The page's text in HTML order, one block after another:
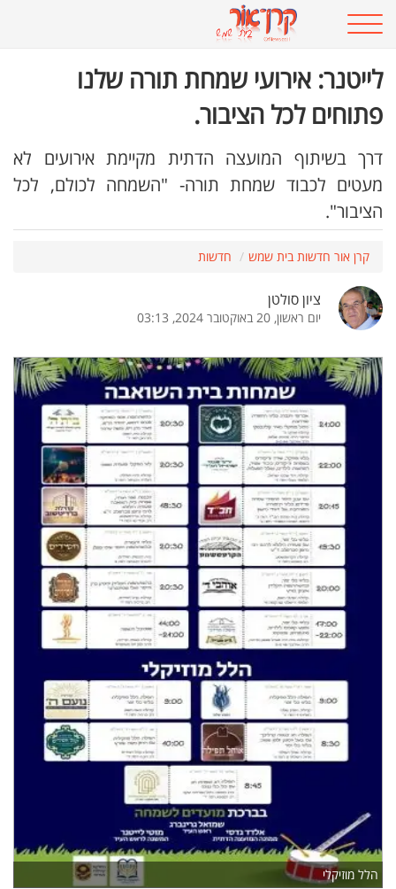
לייטנר: אירועי שמחת תורה שלנו
פתוחים לכל הציבור.
דרך בשיתוף המועצה הדתית מקיימת אירועים לא
מעטים לכבוד שמחת תורה- "השמחה לכולם, לכל
הציבור".
קרן אור חדשות בית שמש חדשות
ציון סולטן
יום ראשון, 20 באוקטובר 2024, 03:13
הלל מוזיקלי